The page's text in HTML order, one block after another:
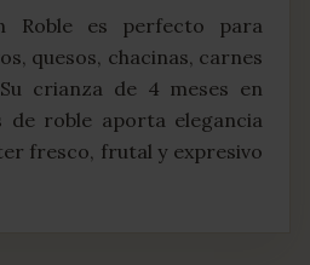
Roble es perfecto para
quesos, chacinas, carnes
crianza de 4 meses en
de roble aporta elegancia
fresco, frutal y expresivo